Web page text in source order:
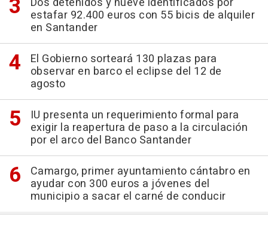
estafar 92.400 euros con 55 bicis de alquiler
en Santander
El Gobierno sorteará 130 plazas para
observar en barco el eclipse del 12 de
agosto
IU presenta un requerimiento formal para
exigir la reapertura de paso a la circulación
por el arco del Banco Santander
Camargo, primer ayuntamiento cántabro en
ayudar con 300 euros a jóvenes del
municipio a sacar el carné de conducir